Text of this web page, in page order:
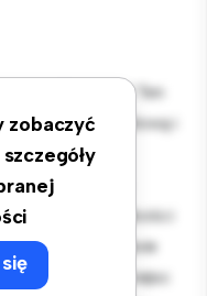
zobaczyć
w Szczecin! Ten
oferuje stylową i
Otwarta
do rozrywki, a
w najwyższej jakości
będziesz zaledwie
sklepów i miejsc